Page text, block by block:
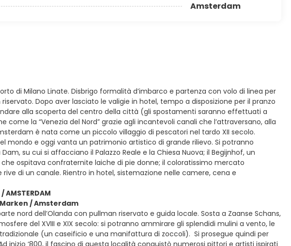
Amsterdam
di Milano Linate. Disbrigo formalità d’imbarco e partenza con volo di linea per
Dopo aver lasciato le valigie in hotel, tempo a disposizione per il pranzo
alla scoperta del centro della città (gli spostamenti saranno effettuati a
come la “Venezia del Nord” grazie agli incantevoli canali che l’attraversano, alla
è nata come un piccolo villaggio di pescatori nel tardo XII secolo.
mondo e oggi vanta un patrimonio artistico di grande rilievo. Si potranno
su cui si affacciano il Palazzo Reale e la Chiesa Nuova; il Begijnhof, un
ospitava confraternite laiche di pie donne; il coloratissimo mercato
di un canale. Rientro in hotel, sistemazione nelle camere, cena e
AMSTERDAM
/ Amsterdam
nord dell’Olanda con pullman riservato e guida locale. Sosta a Zaanse Schans,
del XVIII e XIX secolo: si potranno ammirare gli splendidi mulini a vento, le
(un caseificio e una manifattura di zoccoli). Si prosegue quindi per
inizio ‘800, il fascino di questa località conquistò numerosi pittori e artisti ispirati